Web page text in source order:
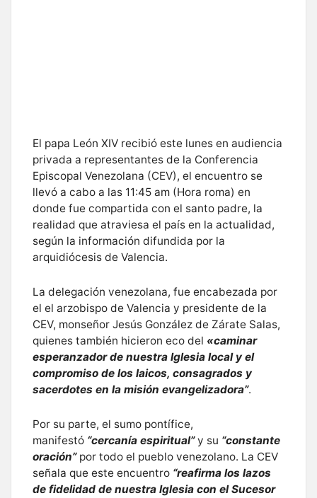
El papa León XIV recibió este lunes en audiencia
privada a representantes de la Conferencia
Episcopal Venezolana (CEV), el encuentro se
llevó a cabo a las 11:45 am (Hora roma) en
donde fue compartida con el santo padre, la
realidad que atraviesa el país en la actualidad,
según la información difundida por la
arquidiócesis de Valencia.
La delegación venezolana, fue encabezada por
el el arzobispo de Valencia y presidente de la
CEV, monseñor Jesús González de Zárate Salas,
quienes también hicieron eco del «caminar
esperanzador de nuestra Iglesia local y el
compromiso de los laicos, consagrados y
sacerdotes en la misión evangelizadora”.
Por su parte, el sumo pontífice,
manifestó “cercanía espiritual”y su “constante
oración”por todo el pueblo venezolano. La CEV
señala que este encuentro “reafirma los lazos
de fidelidad de nuestra Iglesia con el Sucesor